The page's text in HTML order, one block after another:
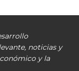
noticias y
y la